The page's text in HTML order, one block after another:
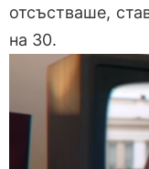
отсъстваше,
на 30.